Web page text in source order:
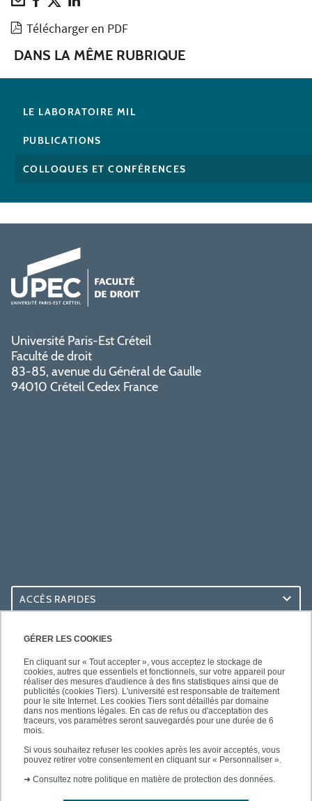
GÉRER LES COOKIES
En cliquant sur « Tout accepter », vous acceptez le stockage de
cookies, autres que essentiels et fonctionnels, sur votre appareil pour
réaliser des mesures d'audience à des fins statistiques ainsi que de
publicités (cookies Tiers). L'université est responsable de traitement
pour le site Internet. Les cookies Tiers sont détaillés par domaine
dans nos mentions légales. En cas de refus ou d'acceptation des
traceurs, vos paramètres seront sauvegardés pour une durée de 6
mois.
Si vous souhaitez refuser les cookies après les avoir acceptés, vous
pouvez retirer votre consentement en cliquant sur « Personnaliser ».
➜ Consultez notre politique en matière de protection des données.
Télécharger en PDF
DANS LA MÊME RUBRIQUE
LE LABORATOIRE MIL
PUBLICATIONS
COLLOQUES ET CONFÉRENCES
Université Paris-Est Créteil
Faculté de droit
83-85, avenue du Général de Gaulle
94010 Créteil Cedex France
ACCÈS RAPIDES
ACCÈS PRATIQUES
SUIVEZ-NOUS